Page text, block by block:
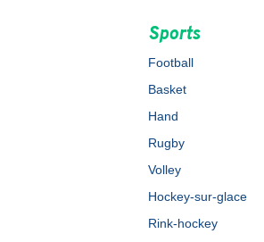
Sports
Football
Basket
Hand
Rugby
Volley
Hockey-sur-glace
Rink-hockey